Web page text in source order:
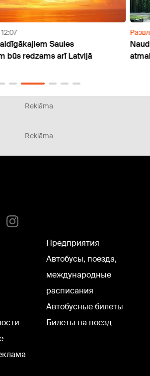
12:07
Saules
būs redzams arī Latvijā
Reklāma
Reklāma
Предприятия
Автобусы, поезда,
международные
расписания
Автобусные билеты
Билеты на поезд